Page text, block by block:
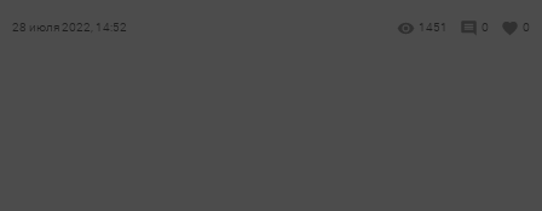
28 июля 2022, 14:52 1451 0 0